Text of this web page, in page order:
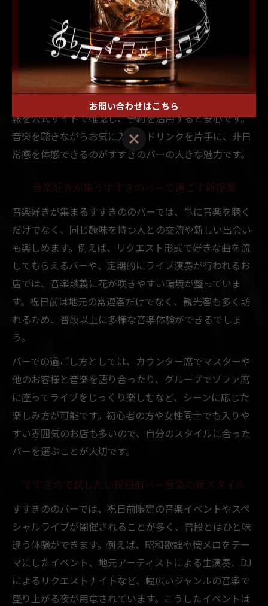
日前は通常よりも多くのイベントや特別営業が開催され
ることが多く、いつも以上に活気あふれる雰囲気を味わ
えるのが特徴です。
特にすすきののバーでは、音響や照明にこだわったお店
も多く、ライブ感のある音楽体験を楽しめます。祝日前
は混雑が予想されるため、事前に営業時間やイベント情
報を公式サイトで確認し、予約を活用すると安心です。
音楽を聴きながらお気に入りのドリンクを片手に、非日
常感を体感できるのがすすきのバーの大きな魅力です。
音楽好きが集うすすきのバーで過ごす新提案
音楽好きが集まるすすきののバーでは、単に音楽を聴く
だけでなく、同じ趣味を持つ人との交流や新しい出会い
も楽しめます。例えば、リクエスト形式で好きな曲を流
してもらえるバーや、定期的にライブ演奏が行われるお
店では、音楽談義に花が咲きやすい環境が整っていま
す。祝日前は地元の常連客だけでなく、観光客も多く訪
れるため、普段以上に多様な音楽体験ができるでしょ
う。
バーでの過ごし方としては、カウンター席でマスターや
他のお客様と音楽を語り合ったり、グループでソファ席
に座ってライブをじっくり楽しむなど、シーンに応じた
楽しみ方が可能です。初心者の方や女性同士でも入りや
すい雰囲気のお店も多いので、自分のスタイルに合った
バーを選ぶことが大切です。
すすきので試したい祝日前バー音楽の新スタイル
すすきののバーでは、祝日前限定の音楽イベントやスペ
シャルライブが開催されることが多く、普段とはひと味
違う体験ができます。例えば、昭和歌謡や懐メロをテー
マにしたイベント、地元アーティストによる生演奏、DJ
によるリクエストナイトなど、幅広いジャンルの音楽で
盛り上がる夜が用意されています。こうしたイベントは
お問い合わせはこちら